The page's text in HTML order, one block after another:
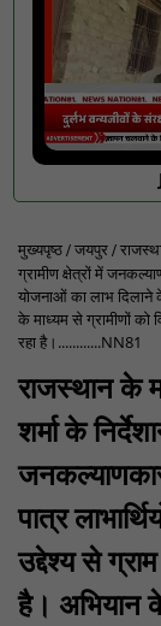
मुख्यपृष्ठ जयपुर
ग्रामीण क्षेत्रों में
योजनाओं का लाभ दिलाने
के माध्यम से ग्रामीणों को
रहा है।............NN81
राजस्थान के
शर्मा के
पात्र
उद्देश्य से
है। अभियान के